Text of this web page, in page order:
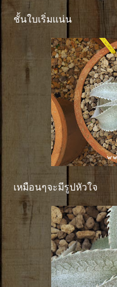
ชั้นใบเริ่มแน่น
เหมือนๆจะมีรูปหัวใจ